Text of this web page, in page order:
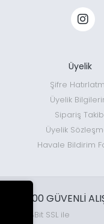
Üyelik
Şifre
Üyelik
Sipariş
Üyelik
Havale Bildirim
%100 GÜVENLİ
128Bit SSL ile